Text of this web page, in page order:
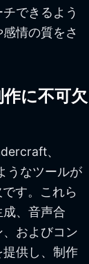
できるよう
情の質をさ
に不可欠
、
うなツールが
す。これら
、音声合
およびコン
供し、制作